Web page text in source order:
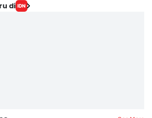
di